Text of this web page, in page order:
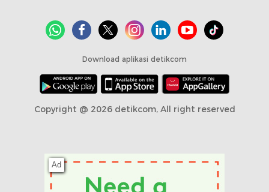
Download aplikasi detikcom
Copyright @ 2026 detikcom, All right reserved
Ad